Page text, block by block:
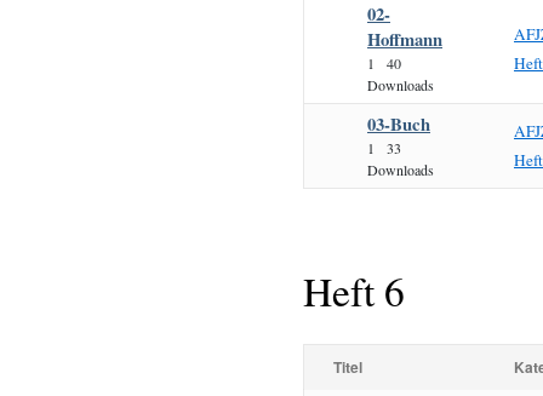
02-
Hoffmann
1
40
Downloads
03-Buch
1
33
Downloads
Heft 6
Titel